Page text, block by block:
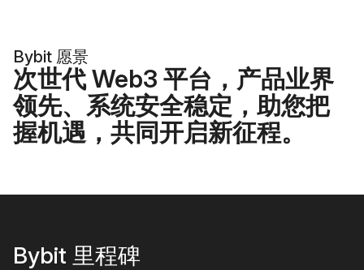
Bybit 愿景
次世代 Web3 平台，产品业界
领先、系统安全稳定，助您把
握机遇，共同开启新征程。
Bybit 里程碑